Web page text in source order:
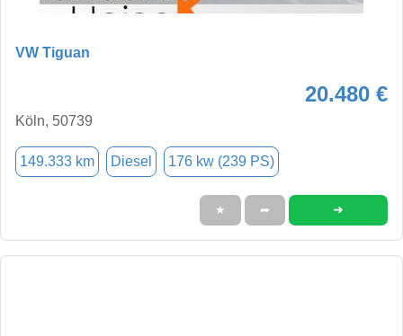
VW Tiguan
20.480 €
Köln, 50739
149.333 km Diesel 176 kw (239 PS)
★ ➦ ➜